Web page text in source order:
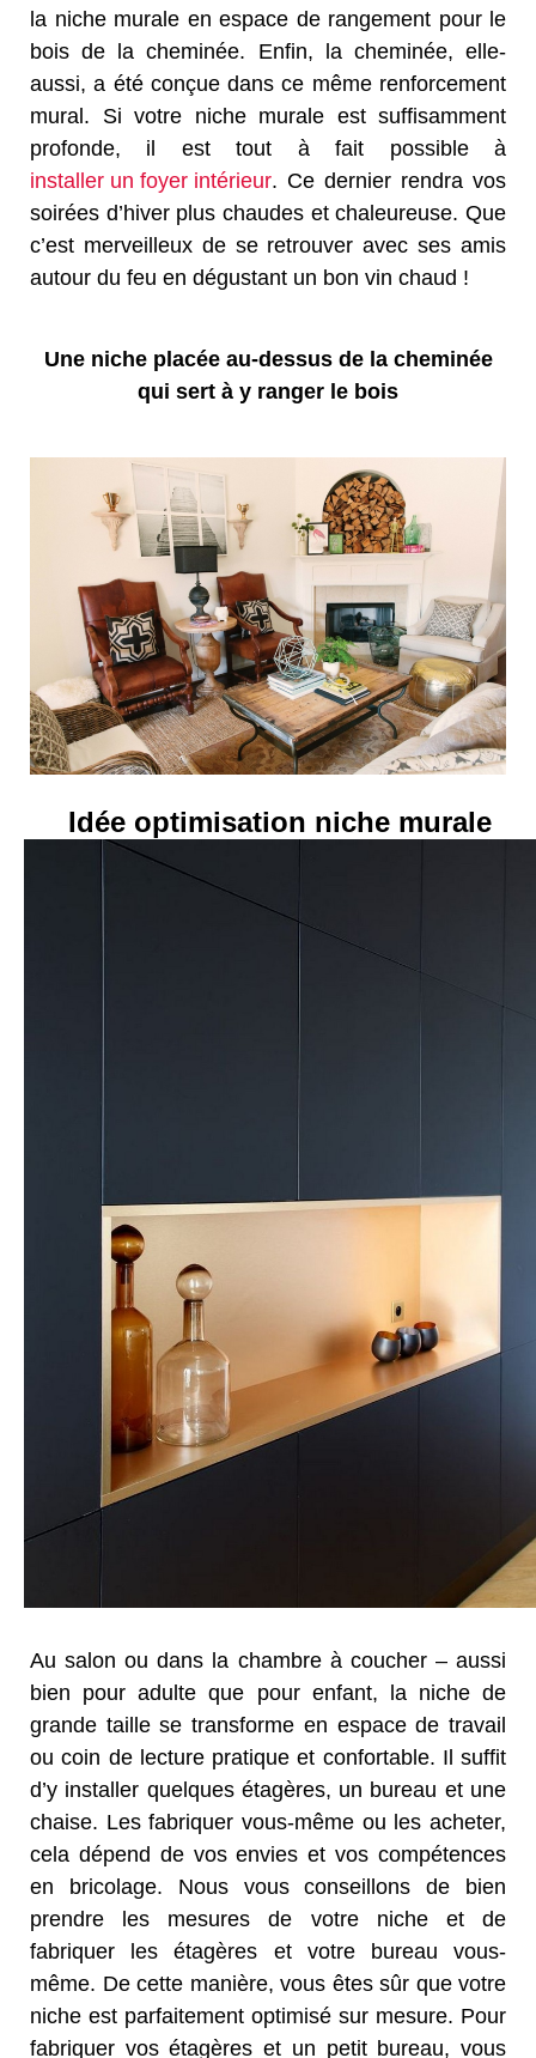
la niche murale en espace de rangement pour le
bois de la cheminée. Enfin, la cheminée, elle-
aussi, a été conçue dans ce même renforcement
mural. Si votre niche murale est suffisamment
profonde, il est tout à fait possible à
installer un foyer intérieur. Ce dernier rendra vos
soirées d’hiver plus chaudes et chaleureuse. Que
c’est merveilleux de se retrouver avec ses amis
autour du feu en dégustant un bon vin chaud !
Une niche placée au-dessus de la cheminée
qui sert à y ranger le bois
Idée optimisation niche murale
Au salon ou dans la chambre à coucher – aussi
bien pour adulte que pour enfant, la niche de
grande taille se transforme en espace de travail
ou coin de lecture pratique et confortable. Il suffit
d’y installer quelques étagères, un bureau et une
chaise. Les fabriquer vous-même ou les acheter,
cela dépend de vos envies et vos compétences
en bricolage. Nous vous conseillons de bien
prendre les mesures de votre niche et de
fabriquer les étagères et votre bureau vous-
même. De cette manière, vous êtes sûr que votre
niche est parfaitement optimisé sur mesure. Pour
fabriquer vos étagères et un petit bureau, vous